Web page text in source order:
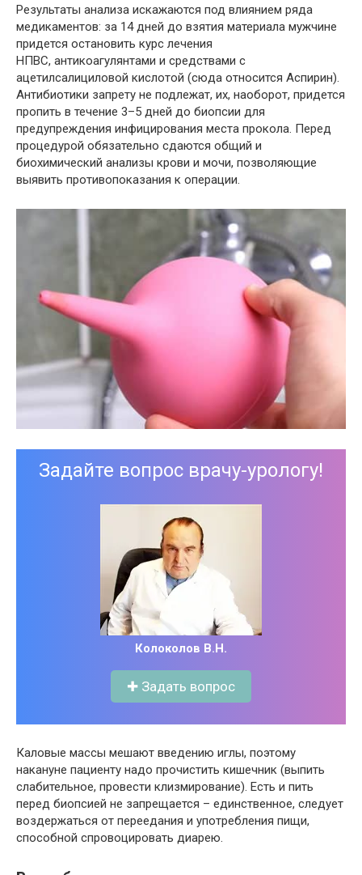
Результаты анализа искажаются под влиянием ряда
медикаментов: за 14 дней до взятия материала мужчине
придется остановить курс лечения
НПВС, антикоагулянтами и средствами с
ацетилсалициловой кислотой (сюда относится Аспирин).
Антибиотики запрету не подлежат, их, наоборот, придется
пропить в течение 3–5 дней до биопсии для
предупреждения инфицирования места прокола. Перед
процедурой обязательно сдаются общий и
биохимический анализы крови и мочи, позволяющие
выявить противопоказания к операции.
Задайте вопрос врачу-урологу!
Колоколов В.Н.
✚ Задать вопрос
Каловые массы мешают введению иглы, поэтому
накануне пациенту надо прочистить кишечник (выпить
слабительное, провести клизмирование). Есть и пить
перед биопсией не запрещается – единственное, следует
воздержаться от переедания и употребления пищи,
способной спровоцировать диарею.